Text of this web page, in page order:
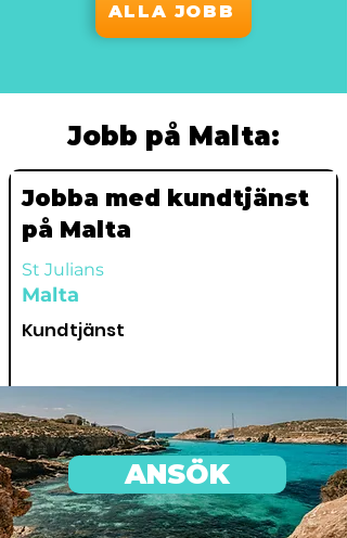
ALLA JOBB
Jobb på Malta:
Jobba med kundtjänst
på Malta
St Julians
Malta
Kundtjänst
ANSÖK